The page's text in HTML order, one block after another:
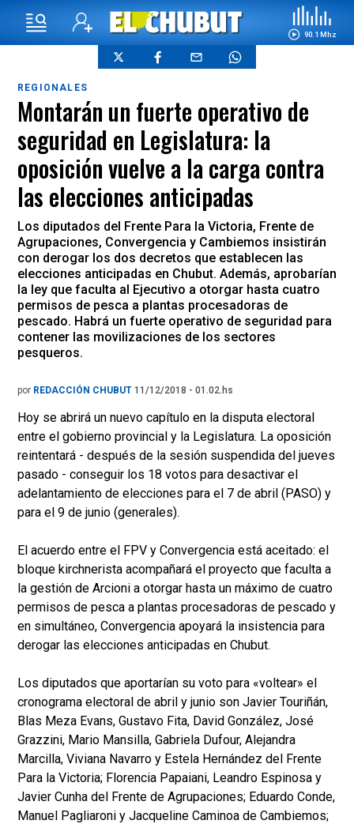
90.1 Mhz
REGIONALES
Montarán un fuerte operativo de
seguridad en Legislatura: la
oposición vuelve a la carga contra
las elecciones anticipadas
Los diputados del Frente Para la Victoria, Frente de
Agrupaciones, Convergencia y Cambiemos insistirán
con derogar los dos decretos que establecen las
elecciones anticipadas en Chubut. Además, aprobarían
la ley que faculta al Ejecutivo a otorgar hasta cuatro
permisos de pesca a plantas procesadoras de
pescado. Habrá un fuerte operativo de seguridad para
contener las movilizaciones de los sectores
pesqueros.
por REDACCIÓN CHUBUT 11/12/2018 - 01.02.hs
Hoy se abrirá un nuevo capítulo en la disputa electoral
entre el gobierno provincial y la Legislatura. La oposición
reintentará - después de la sesión suspendida del jueves
pasado - conseguir los 18 votos para desactivar el
adelantamiento de elecciones para el 7 de abril (PASO) y
para el 9 de junio (generales).
El acuerdo entre el FPV y Convergencia está aceitado: el
bloque kirchnerista acompañará el proyecto que faculta a
la gestión de Arcioni a otorgar hasta un máximo de cuatro
permisos de pesca a plantas procesadoras de pescado y
en simultáneo, Convergencia apoyará la insistencia para
derogar las elecciones anticipadas en Chubut.
Los diputados que aportarían su voto para «voltear» el
cronograma electoral de abril y junio son Javier Touriñán,
Blas Meza Evans, Gustavo Fita, David González, José
Grazzini, Mario Mansilla, Gabriela Dufour, Alejandra
Marcilla, Viviana Navarro y Estela Hernández del Frente
Para la Victoria; Florencia Papaiani, Leandro Espinosa y
Javier Cunha del Frente de Agrupaciones; Eduardo Conde,
Manuel Pagliaroni y Jacqueline Caminoa de Cambiemos;